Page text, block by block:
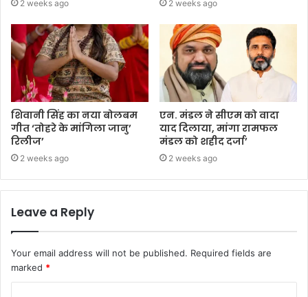
2 weeks ago 2 weeks ago
शिवानी सिंह का नया बोलबम
गीत ‘तोहरे के मांगिला जानु’
रिलीज’
2 weeks ago
एन. मंडल ने सीएम को वादा
याद दिलाया, मांगा रामफल
मंडल को शहीद दर्जा’
2 weeks ago
Leave a Reply
Your email address will not be published. Required fields are
marked *